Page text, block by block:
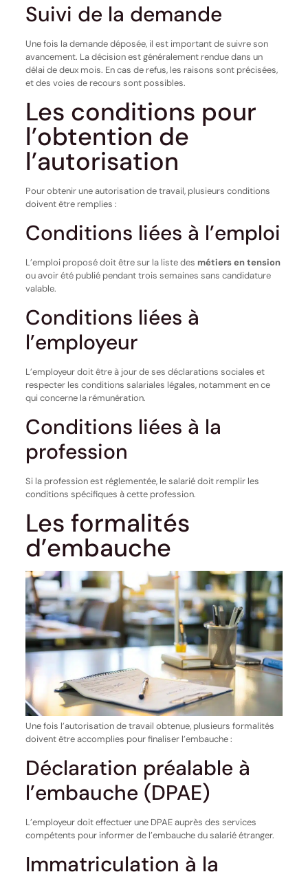
Suivi de la demande
Une fois la demande déposée, il est important de suivre son
avancement. La décision est généralement rendue dans un
délai de deux mois. En cas de refus, les raisons sont précisées,
et des voies de recours sont possibles.
Les conditions pour
l’obtention de
l’autorisation
Pour obtenir une autorisation de travail, plusieurs conditions
doivent être remplies :
Conditions liées à l’emploi
L’emploi proposé doit être sur la liste des métiers en tension
ou avoir été publié pendant trois semaines sans candidature
valable.
Conditions liées à
l’employeur
L’employeur doit être à jour de ses déclarations sociales et
respecter les conditions salariales légales, notamment en ce
qui concerne la rémunération.
Conditions liées à la
profession
Si la profession est réglementée, le salarié doit remplir les
conditions spécifiques à cette profession.
Les formalités
d’embauche
Une fois l’autorisation de travail obtenue, plusieurs formalités
doivent être accomplies pour finaliser l’embauche :
Déclaration préalable à
l’embauche (DPAE)
L’employeur doit effectuer une DPAE auprès des services
compétents pour informer de l’embauche du salarié étranger.
Immatriculation à la